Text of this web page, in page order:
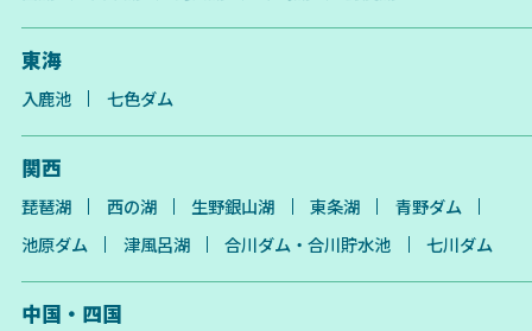
東海
入鹿池 七色ダム
関西
琵琶湖 西の湖 生野銀山湖 東条湖
青野ダム
池原ダム
津風呂湖 合川ダム・合川貯水池 七川ダム
中国・四国